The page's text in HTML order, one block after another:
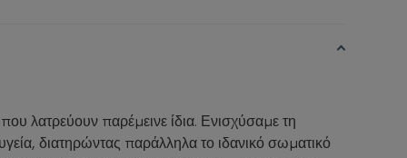
λατρεύουν παρέμεινε ίδια. Ενισχύσαμε τη
διατηρώντας παράλληλα το ιδανικό σωματικό